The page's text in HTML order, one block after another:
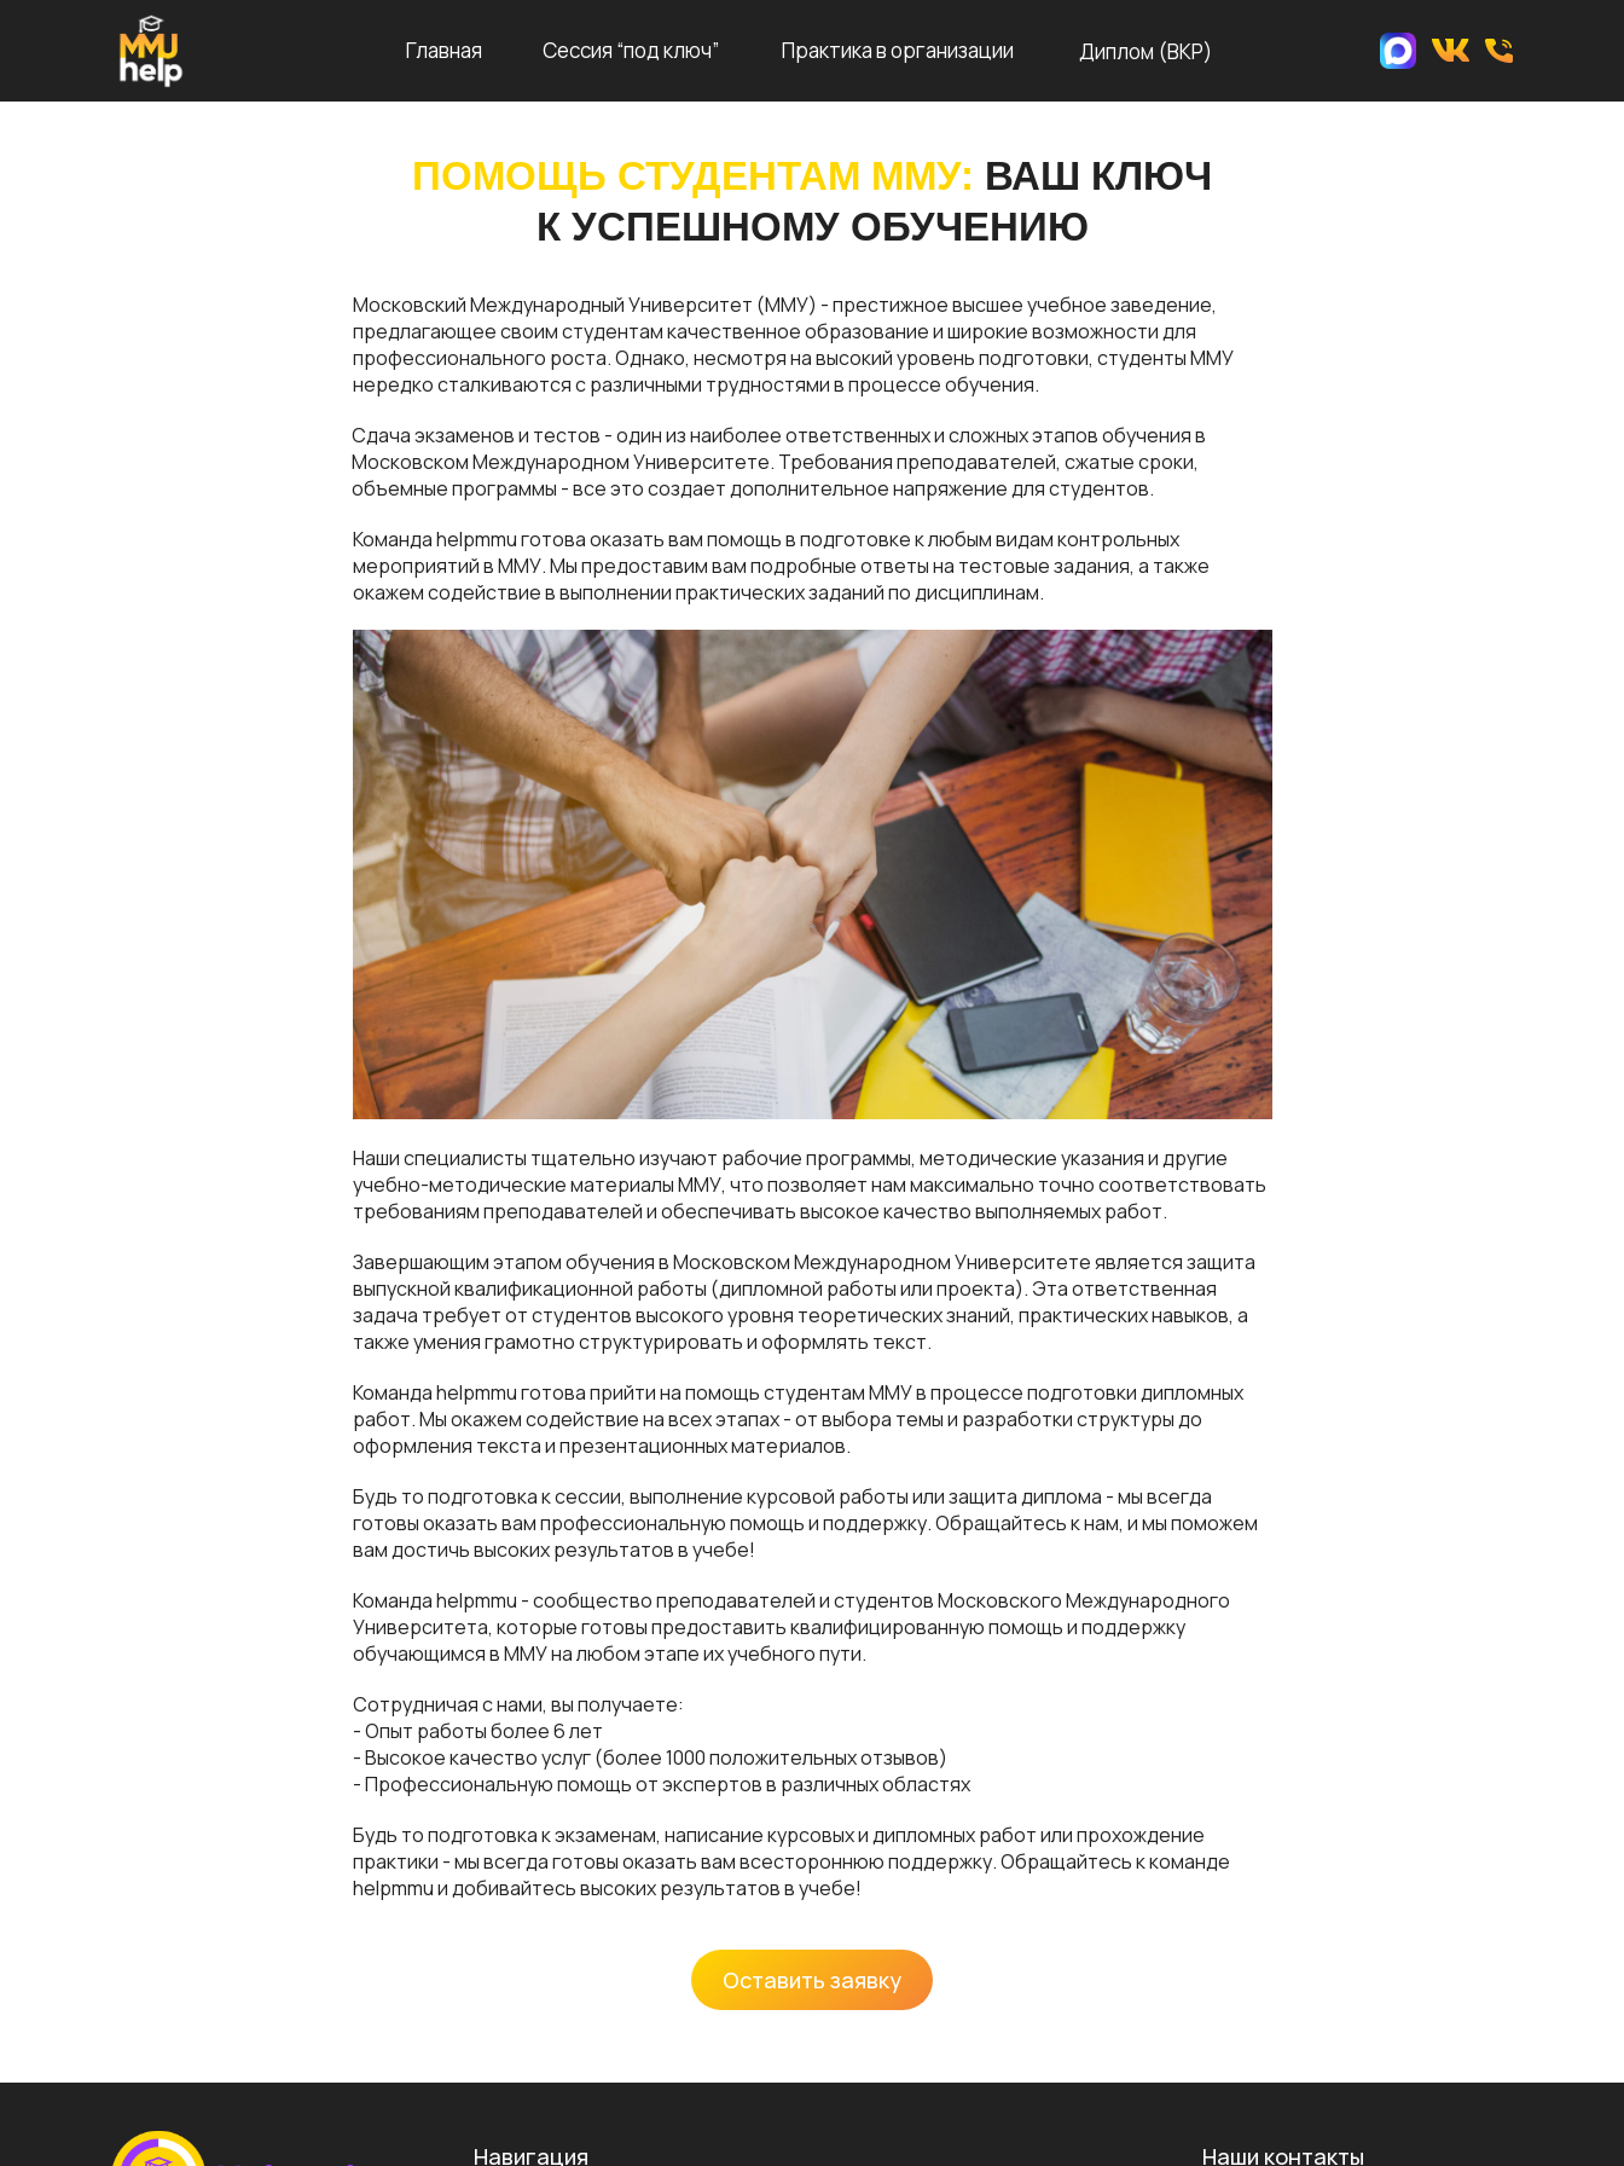
ПОМОЩЬ СТУДЕНТАМ ММУ: ВАШ КЛЮЧ
К УСПЕШНОМУ ОБУЧЕНИЮ
Московский Международный Университет (ММУ) - престижное высшее учебное заведение,
предлагающее своим студентам качественное образование и широкие возможности для
профессионального роста. Однако, несмотря на высокий уровень подготовки, студенты ММУ
нередко сталкиваются с различными трудностями в процессе обучения.
Главная Практика в организации
Сессия “под ключ” Диплом (ВКР)
Сдача экзаменов и тестов - один из наиболее ответственных и сложных этапов обучения в
Московском Международном Университете. Требования преподавателей, сжатые сроки,
объемные программы - все это создает дополнительное напряжение для студентов.
Команда helpmmu готова оказать вам помощь в подготовке к любым видам контрольных
мероприятий в ММУ. Мы предоставим вам подробные ответы на тестовые задания, а также
окажем содействие в выполнении практических заданий по дисциплинам.
Наши специалисты тщательно изучают рабочие программы, методические указания и другие
учебно-методические материалы ММУ, что позволяет нам максимально точно соответствовать
требованиям преподавателей и обеспечивать высокое качество выполняемых работ.
Оставить заявку
Завершающим этапом обучения в Московском Международном Университете является защита
выпускной квалификационной работы (дипломной работы или проекта). Эта ответственная
задача требует от студентов высокого уровня теоретических знаний, практических навыков, а
также умения грамотно структурировать и оформлять текст.
Команда helpmmu готова прийти на помощь студентам ММУ в процессе подготовки дипломных
работ. Мы окажем содействие на всех этапах - от выбора темы и разработки структуры до
оформления текста и презентационных материалов.
Будь то подготовка к сессии, выполнение курсовой работы или защита диплома - мы всегда
готовы оказать вам профессиональную помощь и поддержку. Обращайтесь к нам, и мы поможем
вам достичь высоких результатов в учебе!
Команда helpmmu - сообщество преподавателей и студентов Московского Международного
Университета, которые готовы предоставить квалифицированную помощь и поддержку
обучающимся в ММУ на любом этапе их учебного пути.
Сотрудничая с нами, вы получаете:
- Опыт работы более 6 лет
- Высокое качество услуг (более 1000 положительных отзывов)
- Профессиональную помощь от экспертов в различных областях
Будь то подготовка к экзаменам, написание курсовых и дипломных работ или прохождение
практики - мы всегда готовы оказать вам всестороннюю поддержку. Обращайтесь к команде
helpmmu и добивайтесь высоких результатов в учебе!
Навигация Наши контакты